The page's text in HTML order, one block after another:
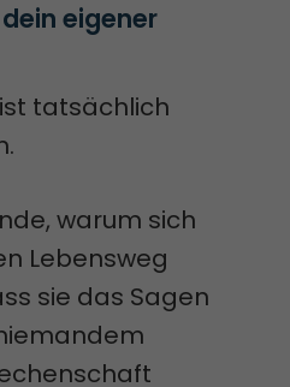
eigener
tatsächlich
warum sich
Lebensweg
sie das Sagen